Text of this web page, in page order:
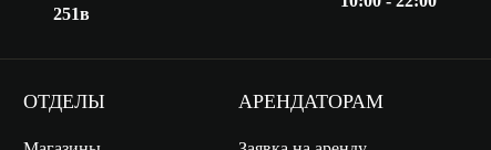
251в
ОТДЕЛЫ АРЕНДАТОРАМ